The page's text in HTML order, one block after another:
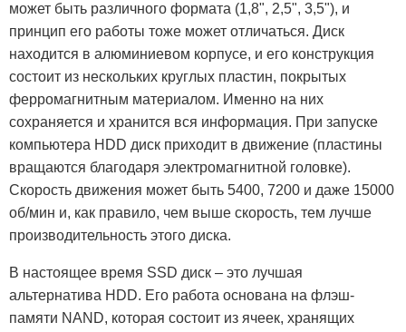
может быть различного формата (1,8", 2,5", 3,5"), и
принцип его работы тоже может отличаться. Диск
находится в алюминиевом корпусе, и его конструкция
состоит из нескольких круглых пластин, покрытых
ферромагнитным материалом. Именно на них
сохраняется и хранится вся информация. При запуске
компьютера HDD диск приходит в движение (пластины
вращаются благодаря электромагнитной головке).
Скорость движения может быть 5400, 7200 и даже 15000
об/мин и, как правило, чем выше скорость, тем лучше
производительность этого диска.
В настоящее время SSD диск – это лучшая
альтернатива HDD. Его работа основана на флэш-
памяти NAND, которая состоит из ячеек, хранящих